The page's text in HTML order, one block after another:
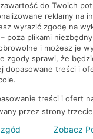
Bank Polska S.A. Wszelkie
do Twoich
reklamy na
wyrazić zgodę na
poza plikami
i możesz je
zgody sprawi, że
dopasowane treści i
treści i ofert
przez strony trzecie
Zobacz